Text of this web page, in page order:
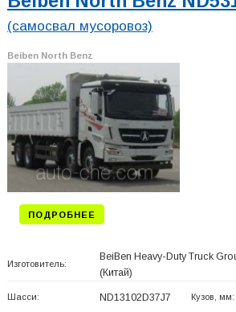
(самосвал мусоровоз)
Beiben North Benz
ПОДРОБНЕЕ
Изготовитель:
BeiBen Heavy-Duty Truck
(Китай)
Шасси: ND13102D37J7 Кузов, мм: